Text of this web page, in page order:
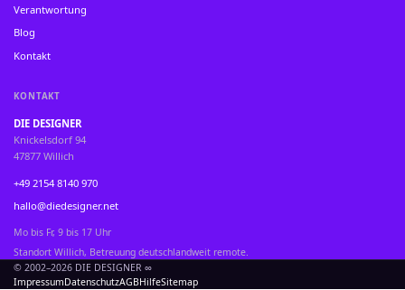
Verantwortung
Blog
Kontakt
KONTAKT
DIE DESIGNER
Knickelsdorf 94
47877 Willich
+49 2154 8140 970
hallo@diedesigner.net
Mo bis Fr, 9 bis 17 Uhr
Standort Willich, Betreuung deutschlandweit remote.
© 2002–2026 DIE DESIGNER ∞
ImpressumDatenschutzAGBHilfeSitemap